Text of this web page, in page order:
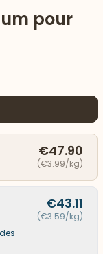
pour
€47.90
(€3.99/kg)
€43.11
(€3.59/kg)